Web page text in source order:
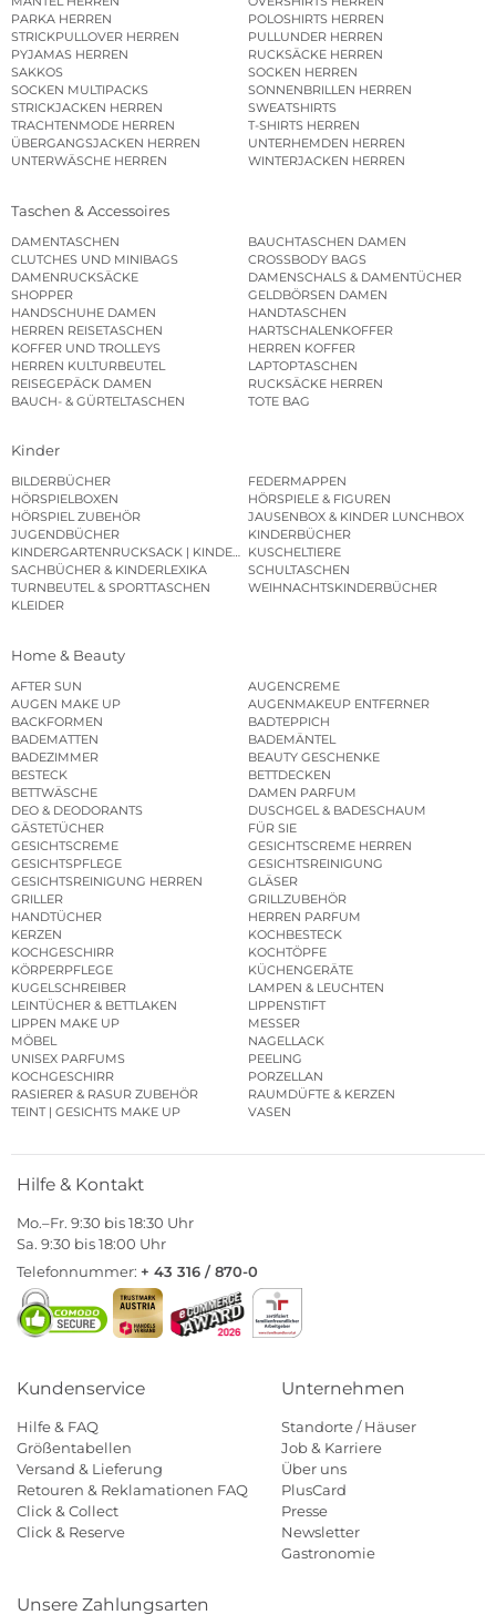
PARKA HERREN
POLOSHIRTS HERREN
STRICKPULLOVER HERREN
PULLUNDER HERREN
PYJAMAS HERREN
RUCKSÄCKE HERREN
SAKKOS
SOCKEN HERREN
SOCKEN MULTIPACKS
SONNENBRILLEN HERREN
STRICKJACKEN HERREN
SWEATSHIRTS
TRACHTENMODE HERREN
T-SHIRTS HERREN
ÜBERGANGSJACKEN HERREN
UNTERHEMDEN HERREN
UNTERWÄSCHE HERREN
WINTERJACKEN HERREN
Taschen & Accessoires
DAMENTASCHEN
BAUCHTASCHEN DAMEN
CLUTCHES UND MINIBAGS
CROSSBODY BAGS
DAMENRUCKSÄCKE
DAMENSCHALS & DAMENTÜCHER
SHOPPER
GELDBÖRSEN DAMEN
HANDSCHUHE DAMEN
HANDTASCHEN
HERREN REISETASCHEN
HARTSCHALENKOFFER
KOFFER UND TROLLEYS
HERREN KOFFER
HERREN KULTURBEUTEL
LAPTOPTASCHEN
REISEGEPÄCK DAMEN
RUCKSÄCKE HERREN
BAUCH- & GÜRTELTASCHEN
TOTE BAG
Kinder
BILDERBÜCHER
FEDERMAPPEN
HÖRSPIELBOXEN
HÖRSPIELE & FIGUREN
HÖRSPIEL ZUBEHÖR
JAUSENBOX & KINDER LUNCHBOX
JUGENDBÜCHER
KINDERBÜCHER
KINDERGARTENRUCKSACK | KINDERGARTENBEUTEL
KUSCHELTIERE
SACHBÜCHER & KINDERLEXIKA
SCHULTASCHEN
TURNBEUTEL & SPORTTASCHEN
WEIHNACHTSKINDERBÜCHER
KLEIDER
Home & Beauty
AFTER SUN
AUGENCREME
AUGEN MAKE UP
AUGENMAKEUP ENTFERNER
BACKFORMEN
BADTEPPICH
BADEMATTEN
BADEMÄNTEL
BADEZIMMER
BEAUTY GESCHENKE
BESTECK
BETTDECKEN
BETTWÄSCHE
DAMEN PARFUM
DEO & DEODORANTS
DUSCHGEL & BADESCHAUM
GÄSTETÜCHER
FÜR SIE
GESICHTSCREME
GESICHTSCREME HERREN
GESICHTSPFLEGE
GESICHTSREINIGUNG
GESICHTSREINIGUNG HERREN
GLÄSER
GRILLER
GRILLZUBEHÖR
HANDTÜCHER
HERREN PARFUM
KERZEN
KOCHBESTECK
KOCHGESCHIRR
KOCHTÖPFE
KÖRPERPFLEGE
KÜCHENGERÄTE
KUGELSCHREIBER
LAMPEN & LEUCHTEN
LEINTÜCHER & BETTLAKEN
LIPPENSTIFT
LIPPEN MAKE UP
MESSER
MÖBEL
NAGELLACK
UNISEX PARFUMS
PEELING
KOCHGESCHIRR
PORZELLAN
RASIERER & RASUR ZUBEHÖR
RAUMDÜFTE & KERZEN
TEINT | GESICHTS MAKE UP
VASEN
Hilfe & Kontakt
Mo.–Fr. 9:30 bis 18:30 Uhr
Sa. 9:30 bis 18:00 Uhr
Telefonnummer: + 43 316 / 870-0
Kundenservice
Hilfe & FAQ
Größentabellen
Versand & Lieferung
Retouren & Reklamationen FAQ
Click & Collect
Click & Reserve
Unternehmen
Standorte / Häuser
Job & Karriere
Über uns
PlusCard
Presse
Newsletter
Gastronomie
Unsere Zahlungsarten